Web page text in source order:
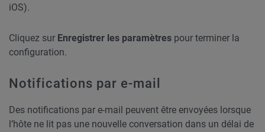
iOS).
Cliquez sur Enregistrer les paramètres pour terminer la
configuration.
Notifications par e-mail
Des notifications par e-mail peuvent être envoyées lorsque
l’hôte ne lit pas une nouvelle conversation dans un délai de